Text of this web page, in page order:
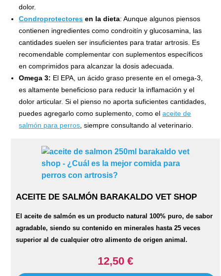
dolor.
Condroprotectores en la dieta: Aunque algunos piensos
contienen ingredientes como condroitín y glucosamina, las
cantidades suelen ser insuficientes para tratar artrosis. Es
recomendable complementar con suplementos específicos
en comprimidos para alcanzar la dosis adecuada.
Omega 3: El EPA, un ácido graso presente en el omega-3,
es altamente beneficioso para reducir la inflamación y el
dolor articular. Si el pienso no aporta suficientes cantidades,
puedes agregarlo como suplemento, como elaceite de
salmón para perros, siempre consultando al veterinario.
ACEITE DE SALMÓN BARAKALDO VET SHOP
El aceite de salmón es un producto natural 100% puro, de sabor
agradable, siendo su contenido en minerales hasta 25 veces
superior al de cualquier otro alimento de origen animal.
12,50 €